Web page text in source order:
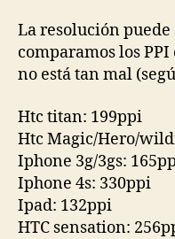
La resolución puede
comparamos los
no está tan mal
Htc titan: 199ppi
Htc Magic/Hero/
Iphone 3g/3gs:
Iphone 4s: 330ppi
Ipad: 132ppi
HTC sensation: